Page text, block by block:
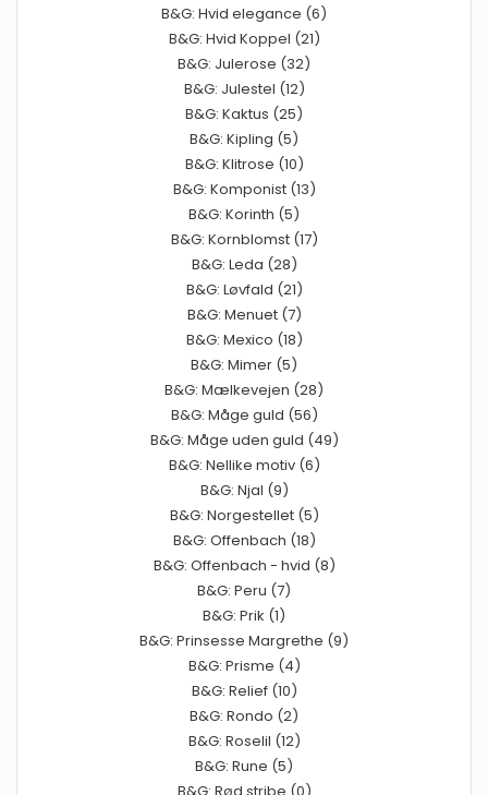
B&G: Hvid elegance (6)
B&G: Hvid Koppel (21)
B&G: Julerose (32)
B&G: Julestel (12)
B&G: Kaktus (25)
B&G: Kipling (5)
B&G: Klitrose (10)
B&G: Komponist (13)
B&G: Korinth (5)
B&G: Kornblomst (17)
B&G: Leda (28)
B&G: Løvfald (21)
B&G: Menuet (7)
B&G: Mexico (18)
B&G: Mimer (5)
B&G: Mælkevejen (28)
B&G: Måge guld (56)
B&G: Måge uden guld (49)
B&G: Nellike motiv (6)
B&G: Njal (9)
B&G: Norgestellet (5)
B&G: Offenbach (18)
B&G: Offenbach - hvid (8)
B&G: Peru (7)
B&G: Prik (1)
B&G: Prinsesse Margrethe (9)
B&G: Prisme (4)
B&G: Relief (10)
B&G: Rondo (2)
B&G: Roselil (12)
B&G: Rune (5)
B&G: Rød stribe (0)